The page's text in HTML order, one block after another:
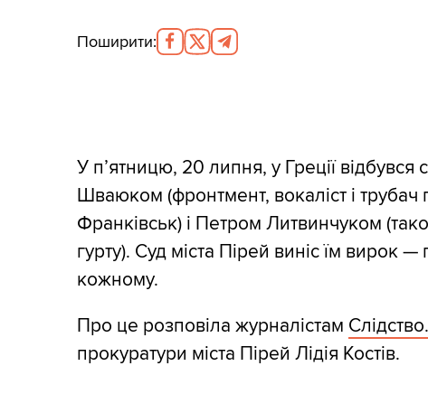
Поширити:
У п’ятницю, 20 липня, у Греції відбувся
Шваюком (фронтмент, вокаліст і трубач
Франківськ) і Петром Литвинчуком
гурту). Суд міста Пірей виніс їм вирок —
кожному.
Про це розповіла журналістам
прокуратури міста Пірей Лідія Костів.